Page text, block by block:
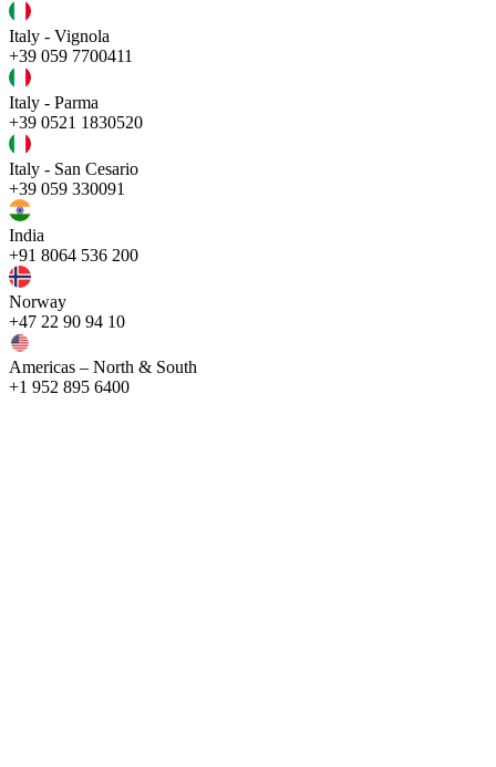
Italy - Vignola
+39 059 7700411
Italy - Parma
+39 0521 1830520
Italy - San Cesario
+39 059 330091
India
+91 8064 536 200
Norway
+47 22 90 94 10
Americas – North & South
+1 952 895 6400